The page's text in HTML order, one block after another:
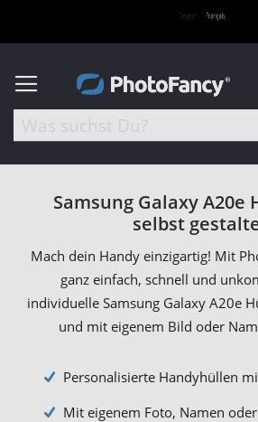
Samsung Galaxy A20e
selbst
Mach dein Handy einzigartig! Mit
ganz einfach, schnell und
individuelle Samsung Galaxy A20e
und mit eigenem Bild oder
Personalisierte Handyhüllen
Mit eigenem Foto, Namen